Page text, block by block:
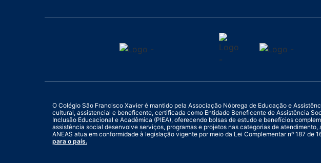
O Colégio São Francisco Xavier é mantido pela Associação Nóbrega de Educação e
cultural, assistencial e beneficente, certificada como Entidade Beneficente de Assistência
Inclusão Educacional e Acadêmica (PIEA), oferecendo bolsas de estudo e benefícios
assistência social desenvolve serviços, programas e projetos nas categorias de
ANEAS atua em conformidade à legislação vigente por meio da Lei Complementar nº 187 de
para o país.